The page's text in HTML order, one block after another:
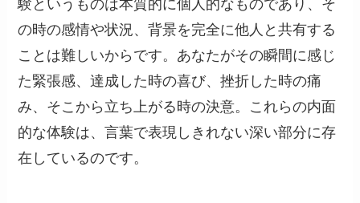
験というものは本質的に個人的なものであり、そ
の時の感情や状況、背景を完全に他人と共有する
ことは難しいからです。あなたがその瞬間に感じ
た緊張感、達成した時の喜び、挫折した時の痛
み、そこから立ち上がる時の決意。これらの内面
的な体験は、言葉で表現しきれない深い部分に存
在しているのです。